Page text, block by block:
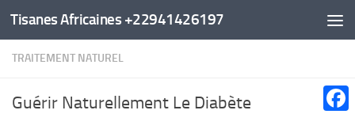
Au dessous du contenu
Tisanes Africaines +22941426197
TRAITEMENT NATUREL
Guérir Naturellement Le Diabète